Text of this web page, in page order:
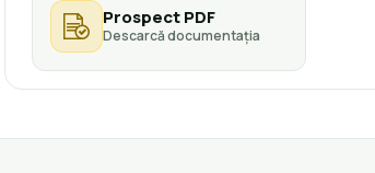
Prospect PDF
Descarcă documentația